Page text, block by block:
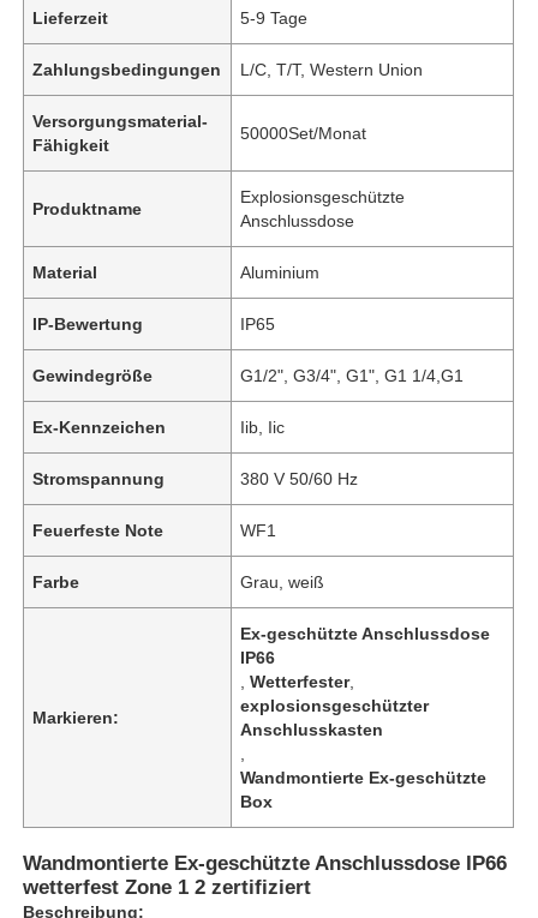
Lieferzeit 5-9 Tage
Zahlungsbedingungen L/C, T/T, Western Union
Versorgungsmaterial-
Fähigkeit
50000Set/Monat
Produktname
Explosionsgeschützte
Anschlussdose
Material Aluminium
IP-Bewertung IP65
Gewindegröße G1/2", G3/4", G1", G1 1/4,G1
Ex-Kennzeichen Iib, Iic
Stromspannung 380 V 50/60 Hz
Feuerfeste Note WF1
Farbe Grau, weiß
Markieren:
Ex-geschützte Anschlussdose
IP66
,Wetterfester,
explosionsgeschützter
Anschlusskasten
Wandmontierte Ex-geschützte
Box
Wandmontierte Ex-geschützte Anschlussdose IP66
wetterfest Zone 1 2 zertifiziert
Beschreibung: